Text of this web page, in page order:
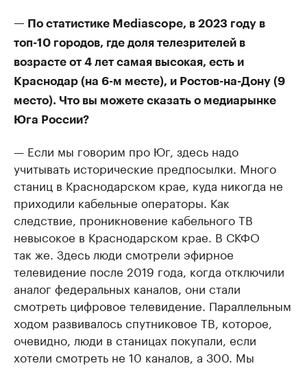
— По статистике Mediascope, в 2023 году в
топ-10 городов, где доля телезрителей в
возрасте от 4 лет самая высокая, есть и
Краснодар (на 6-м месте), и Ростов-на-Дону (9
место). Что вы можете сказать о медиарынке
Юга России?
— Если мы говорим про Юг, здесь надо
учитывать исторические предпосылки. Много
станиц в Краснодарском крае, куда никогда не
приходили кабельные операторы. Как
следствие, проникновение кабельного ТВ
невысокое в Краснодарском крае. В СКФО
так же. Здесь люди смотрели эфирное
телевидение после 2019 года, когда отключили
аналог федеральных каналов, они стали
смотреть цифровое телевидение. Параллельным
ходом развивалось спутниковое ТВ, которое,
очевидно, люди в станицах покупали, если
хотели смотреть не 10 каналов, а 300. Мы